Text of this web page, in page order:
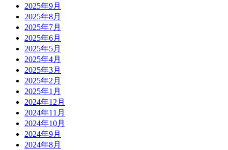
2025年9月
2025年8月
2025年7月
2025年6月
2025年5月
2025年4月
2025年3月
2025年2月
2025年1月
2024年12月
2024年11月
2024年10月
2024年9月
2024年8月